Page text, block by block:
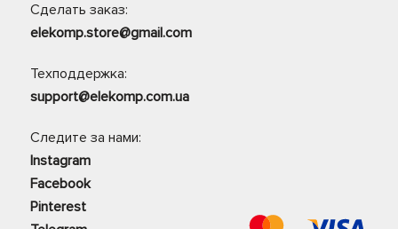
Сделать заказ:
elekomp.store@gmail.com
Техподдержка:
support@elekomp.com.ua
Следите за нами:
Instagram
Facebook
Pinterest